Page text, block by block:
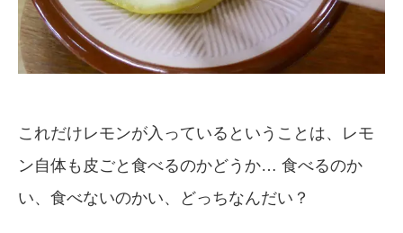
これだけレモンが入っているということは、レモ
ン自体も皮ごと食べるのかどうか… 食べるのか
い、食べないのかい、どっちなんだい？